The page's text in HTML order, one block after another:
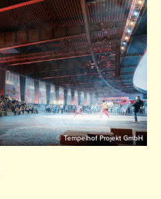
© Tempelhof Projekt GmbH